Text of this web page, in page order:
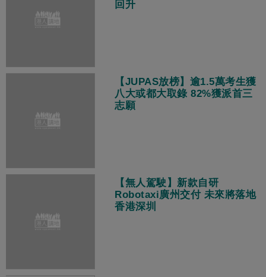
回升
【JUPAS放榜】逾1.5萬考生獲
八大或都大取錄 82%獲派首三
志願
【無人駕駛】新款自研
Robotaxi廣州交付 未來將落地
香港深圳